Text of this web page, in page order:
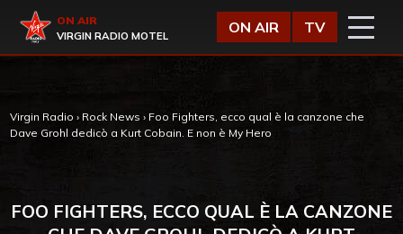
Virgin Radio
ON AIR
VIRGIN RADIO MOTEL
ON AIR TV
Virgin Radio › Rock News › Foo Fighters, ecco qual è la canzone che
Dave Grohl dedicò a Kurt Cobain. E non è My Hero
FOO FIGHTERS, ECCO QUAL È LA CANZONE